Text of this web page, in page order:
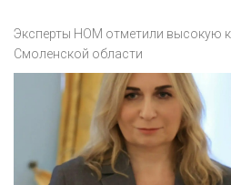
Эксперты НОМ отметили высокую
Смоленской области